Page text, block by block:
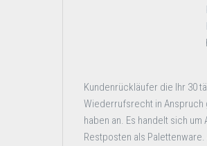
Kundenrückläufer die Ihr 30
Wiederrufsrecht in Anspruch
haben an. Es handelt sich um
Restposten als Palettenware.